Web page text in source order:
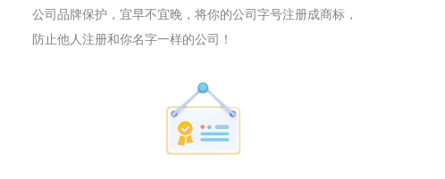
公司品牌保护，宜早不宜晚，将你的公司字号注册成商标，
防止他人注册和你名字一样的公司！